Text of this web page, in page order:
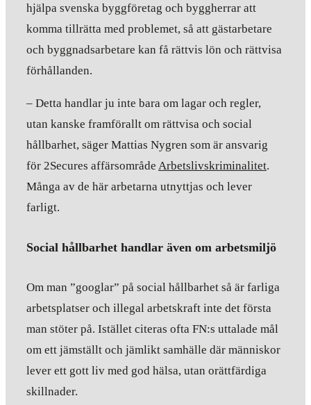
hjälpa svenska byggföretag och byggherrar att
komma tillrätta med problemet, så att gästarbetare
och byggnadsarbetare kan få rättvis lön och rättvisa
förhållanden.
– Detta handlar ju inte bara om lagar och regler,
utan kanske framförallt om rättvisa och social
hållbarhet, säger Mattias Nygren som är ansvarig
för 2Secures affärsområde Arbetslivskriminalitet.
Många av de här arbetarna utnyttjas och lever
farligt.
Social hållbarhet handlar även om arbetsmiljö
Om man ”googlar” på social hållbarhet så är farliga
arbetsplatser och illegal arbetskraft inte det första
man stöter på. Istället citeras ofta FN:s uttalade mål
om ett jämställt och jämlikt samhälle där människor
lever ett gott liv med god hälsa, utan orättfärdiga
skillnader.